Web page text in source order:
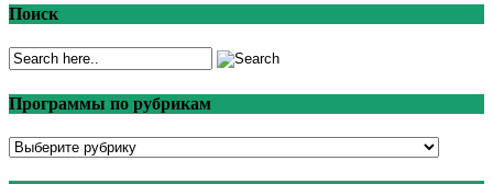
Поиск
Программы по рубрикам
Программы